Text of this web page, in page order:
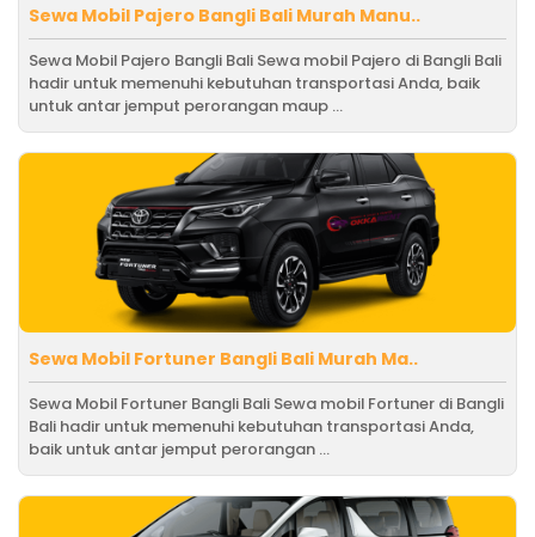
Sewa Mobil Pajero Bangli Bali Murah Manu..
Sewa Mobil Pajero Bangli Bali Sewa mobil Pajero di Bangli Bali
hadir untuk memenuhi kebutuhan transportasi Anda, baik
untuk antar jemput perorangan maup ...
Sewa Mobil Fortuner Bangli Bali Murah Ma..
Sewa Mobil Fortuner Bangli Bali Sewa mobil Fortuner di Bangli
Bali hadir untuk memenuhi kebutuhan transportasi Anda,
baik untuk antar jemput perorangan ...